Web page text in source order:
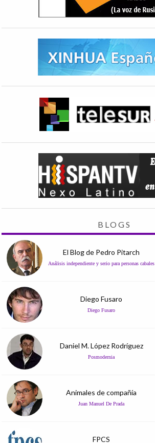
BLOGS
El Blog de Pedro Pitarch
Análisis independiente y serio para personas cabales
Diego Fusaro
Diego Fusaro
Daniel M. López Rodríguez
Posmodernia
Animales de compañía
Juan Manuel De Prada
FPCS